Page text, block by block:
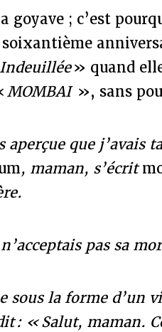
goyave ; c’est
Indeuillée» quand
MOMBAI », sans
que j’avais
, maman, s’écrit
pas sa
sous la forme d’un
: « Salut, maman.